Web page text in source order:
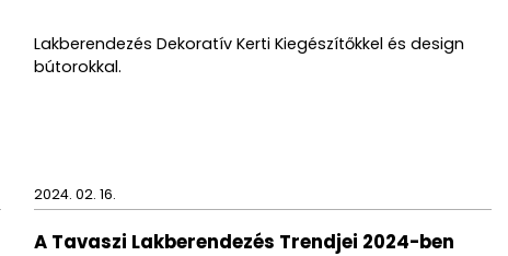
Lakberendezés Dekoratív Kerti Kiegészítőkkel és design
bútorokkal.
2024. 02. 16.
A Tavaszi Lakberendezés Trendjei 2024-ben